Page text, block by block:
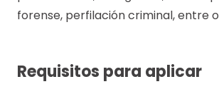
forense, perfilación criminal, entre
Requisitos para aplicar